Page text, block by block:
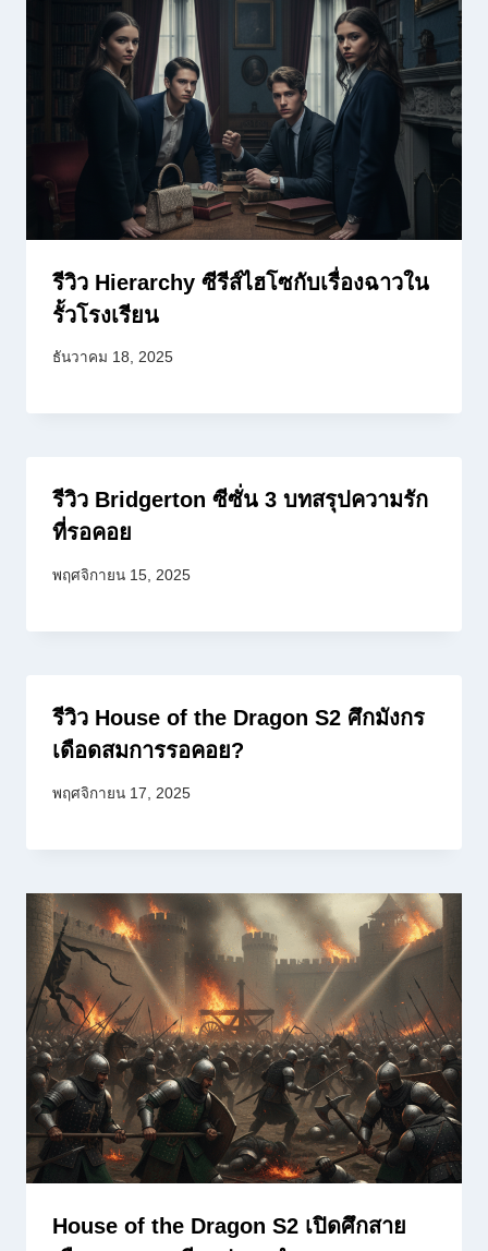
รีวิว Hierarchy ซีรีส์ไฮโซกับเรื่องฉาวใน
รั้วโรงเรียน
ธันวาคม 18, 2025
รีวิว Bridgerton ซีซั่น 3 บทสรุปความรัก
ที่รอคอย
พฤศจิกายน 15, 2025
รีวิว House of the Dragon S2 ศึกมังกร
เดือดสมการรอคอย?
พฤศจิกายน 17, 2025
House of the Dragon S2 เปิดศึกสาย